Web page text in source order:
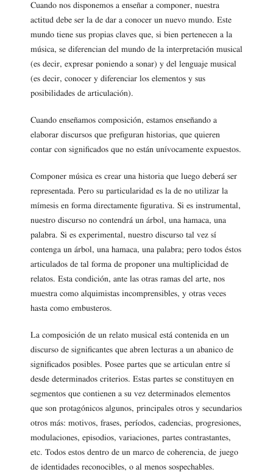
Cuando nos disponemos a enseñar a componer, nuestra
actitud debe ser la de dar a conocer un nuevo mundo. Este
mundo tiene sus propias claves que, si bien pertenecen a la
música, se diferencian del mundo de la interpretación musical
(es decir, expresar poniendo a sonar) y del lenguaje musical
(es decir, conocer y diferenciar los elementos y sus
posibilidades de articulación).
Cuando enseñamos composición, estamos enseñando a
elaborar discursos que prefiguran historias, que quieren
contar con significados que no están unívocamente expuestos.
Componer música es crear una historia que luego deberá ser
representada. Pero su particularidad es la de no utilizar la
mímesis en forma directamente figurativa. Si es instrumental,
nuestro discurso no contendrá un árbol, una hamaca, una
palabra. Si es experimental, nuestro discurso tal vez sí
contenga un árbol, una hamaca, una palabra; pero todos éstos
articulados de tal forma de proponer una multiplicidad de
relatos. Esta condición, ante las otras ramas del arte, nos
muestra como alquimistas incomprensibles, y otras veces
hasta como embusteros.
La composición de un relato musical está contenida en un
discurso de significantes que abren lecturas a un abanico de
significados posibles. Posee partes que se articulan entre sí
desde determinados criterios. Estas partes se constituyen en
segmentos que contienen a su vez determinados elementos
que son protagónicos algunos, principales otros y secundarios
otros más: motivos, frases, períodos, cadencias, progresiones,
modulaciones, episodios, variaciones, partes contrastantes,
etc. Todos estos dentro de un marco de coherencia, de juego
de identidades reconocibles, o al menos sospechables.